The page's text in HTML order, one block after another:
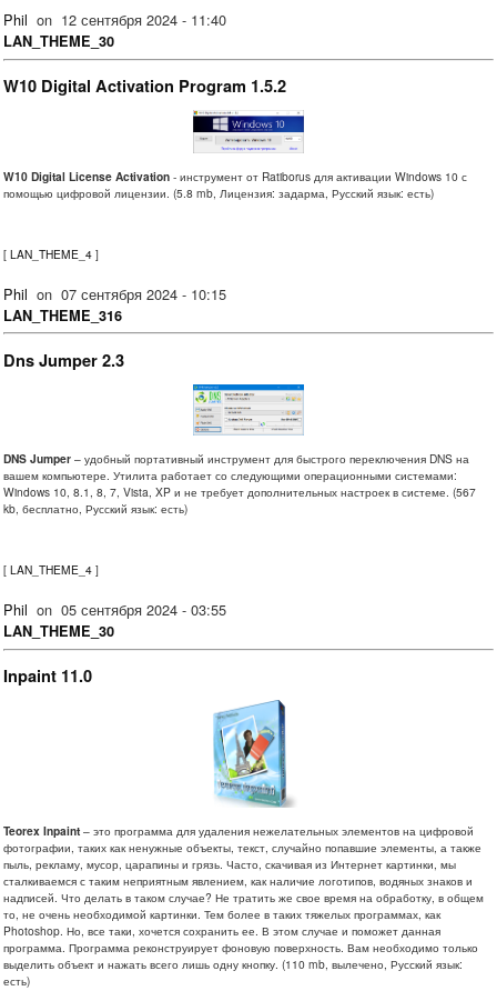
Phil on 12 сентября 2024 - 11:40
LAN_THEME_30
W10 Digital Activation Program 1.5.2
W10 Digital License Activation - инструмент от Ratiborus для активации Windows 10 с
помощью цифровой лицензии. (5.8 mb, Лицензия: задарма, Русский язык: есть)
[ LAN_THEME_4 ]
Phil on 07 сентября 2024 - 10:15
LAN_THEME_316
Dns Jumper 2.3
DNS Jumper – удобный портативный инструмент для быстрого переключения DNS на
вашем компьютере. Утилита работает со следующими операционными системами:
Windows 10, 8.1, 8, 7, Vista, XP и не требует дополнительных настроек в системе. (567
kb, бесплатно, Русский язык: есть)
[ LAN_THEME_4 ]
Phil on 05 сентября 2024 - 03:55
LAN_THEME_30
Inpaint 11.0
Teorex Inpaint – это программа для удаления нежелательных элементов на цифровой
фотографии, таких как ненужные объекты, текст, случайно попавшие элементы, а также
пыль, рекламу, мусор, царапины и грязь. Часто, скачивая из Интернет картинки, мы
сталкиваемся с таким неприятным явлением, как наличие логотипов, водяных знаков и
надписей. Что делать в таком случае? Не тратить же свое время на обработку, в общем
то, не очень необходимой картинки. Тем более в таких тяжелых программах, как
Photoshop. Но, все таки, хочется сохранить ее. В этом случае и поможет данная
программа. Программа реконструирует фоновую поверхность. Вам необходимо только
выделить объект и нажать всего лишь одну кнопку. (110 mb, вылечено, Русский язык:
есть)